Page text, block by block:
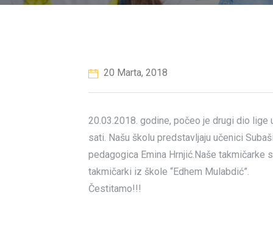
20 Marta, 2018
20.03.2018. godine, počeo je drugi dio lige
sati. Našu školu predstavljaju učenici
pedagogica Emina Hrnjić.Naše
takmičarki iz škole “Edhem Mulabdić”.
Čestitamo!!!